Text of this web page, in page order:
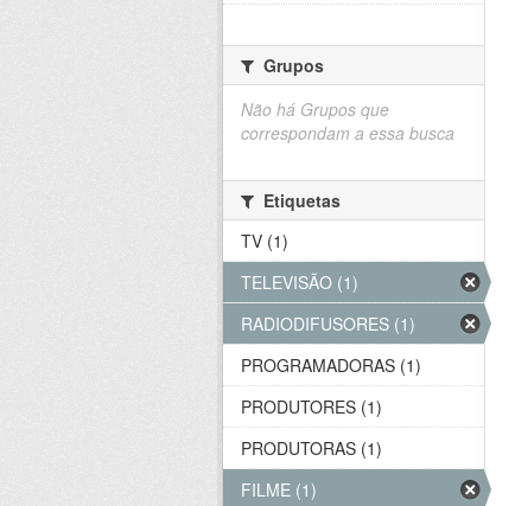
Grupos
Não há Grupos que
correspondam a essa busca
Etiquetas
TV (1)
TELEVISÃO (1)
RADIODIFUSORES (1)
PROGRAMADORAS (1)
PRODUTORES (1)
PRODUTORAS (1)
FILME (1)